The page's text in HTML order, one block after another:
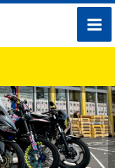
toggle